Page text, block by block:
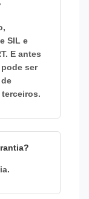
SIL e
E antes
ser